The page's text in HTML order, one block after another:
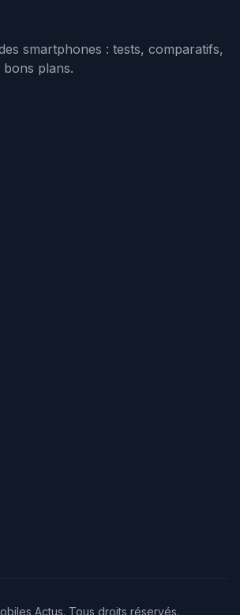
smartphones : tests, comparatifs,
plans.
Actus. Tous droits réservés.